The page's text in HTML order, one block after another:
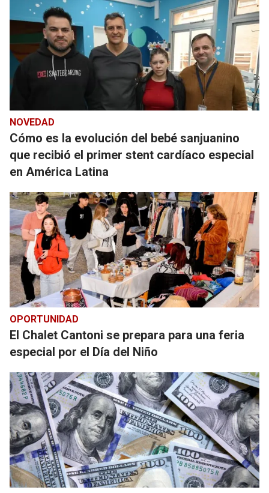
NOVEDAD
Cómo es la evolución del bebé sanjuanino
que recibió el primer stent cardíaco especial
en América Latina
OPORTUNIDAD
El Chalet Cantoni se prepara para una feria
especial por el Día del Niño